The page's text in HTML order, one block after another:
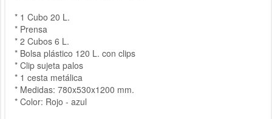
* 1 Cubo 20 L.
* Prensa
* 2 Cubos 6 L.
* Bolsa plástico 120 L. con clips
* Clip sujeta palos
* 1 cesta metálica
* Medidas: 780x530x1200 mm.
* Color: Rojo - azul